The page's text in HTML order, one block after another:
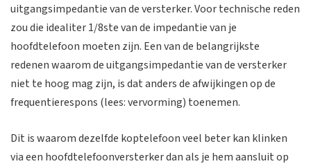
uitgangsimpedantie van de versterker. Voor technische reden
zou die idealiter 1/8ste van de impedantie van je
hoofdtelefoon moeten zijn. Een van de belangrijkste
redenen waarom de uitgangsimpedantie van de versterker
niet te hoog mag zijn, is dat anders de afwijkingen op de
frequentierespons (lees: vervorming) toenemen.
Dit is waarom dezelfde koptelefoon veel beter kan klinken
via een hoofdtelefoonversterker dan als je hem aansluit op